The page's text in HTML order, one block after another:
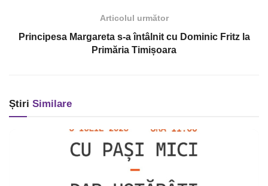
Articolul următor
Principesa Margareta s-a întâlnit cu Dominic Fritz la
Primăria Timișoara
Știri Similare